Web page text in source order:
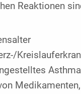
Reaktionen